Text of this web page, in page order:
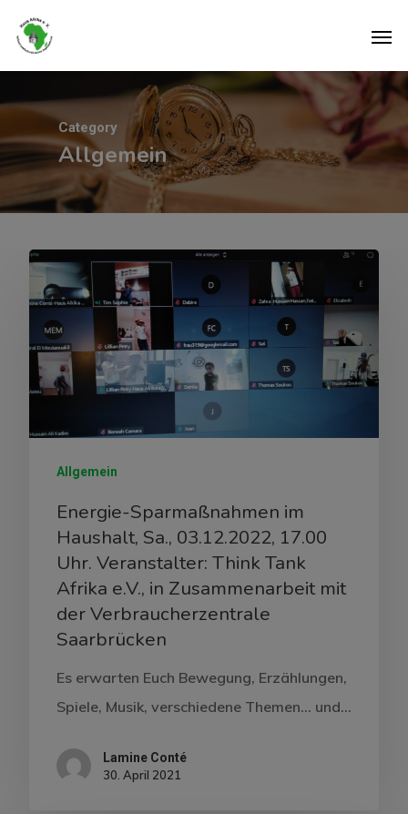
Category
Allgemein
Allgemein
Energie-Sparmaßnahmen im
Haushalt, Sa., 03.12.2022, 17.00
Uhr. Veranstalter: Think Tank
Afrika e.V., in Zusammenarbeit mit
der Verbraucherzentrale
Saarbrücken
Es erwarten Euch Bewegung, Erzählungen,
Spiele, Musik, verschiedene Themen… und…
Lamine Conté
30. April 2021